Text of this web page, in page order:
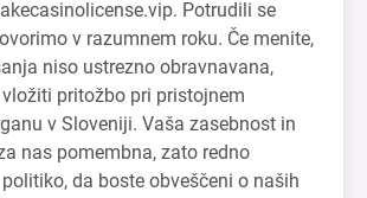
. Potrudili se
v razumnem roku. Če menite,
niso ustrezno obravnavana,
pritožbo pri pristojnem
v Sloveniji. Vaša zasebnost in
nas pomembna, zato redno
da boste obveščeni o naših